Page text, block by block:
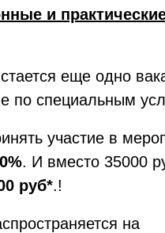
и
еще одно
по специальным
участие в
. И вместо 35000
руб*.!
на